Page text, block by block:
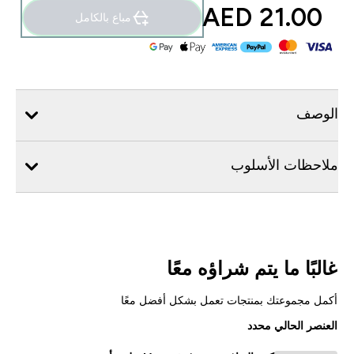
21.00 AED‎ مباع بالكامل
الوصف
ملاحظات الأسلوب
غالبًا ما يتم شراؤه معًا
أكمل مجموعتك بمنتجات تعمل بشكل أفضل معًا
العنصر الحالي محدد